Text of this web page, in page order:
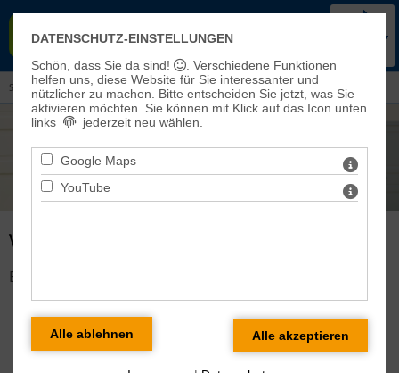
HAUSEN-SONDERSHAUSEN
Sie sind hier:Veranstaltungen und Aktuelles> Veranstaltungen
VERANSTALTUNG DETAILS
Es gibt keine Veranstaltung mit dieser ID!
DATENSCHUTZ-EINSTELLUNGEN
Schön, dass Sie da sind!
. Verschiedene Funktionen
helfen uns, diese Website für Sie interessanter und
nützlicher zu machen.
Bitte entscheiden Sie jetzt, was Sie
aktivieren möchten. Sie können mit Klick auf das Icon unten
links
jederzeit neu wählen.
Google Maps
YouTube